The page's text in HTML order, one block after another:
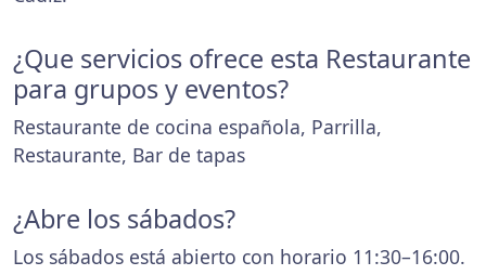
¿Que servicios ofrece esta Restaurante
para grupos y eventos?
Restaurante de cocina española, Parrilla,
Restaurante, Bar de tapas
¿Abre los sábados?
Los sábados está abierto con horario 11:30–16:00.